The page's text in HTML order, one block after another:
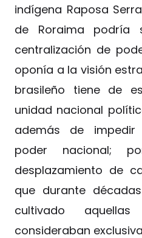
indígena Raposa
de Roraima podría
centralización de
oponía a la visión
brasileño tiene de
unidad nacional
además de
poder nacional;
desplazamiento de
que durante
cultivado
consideraban